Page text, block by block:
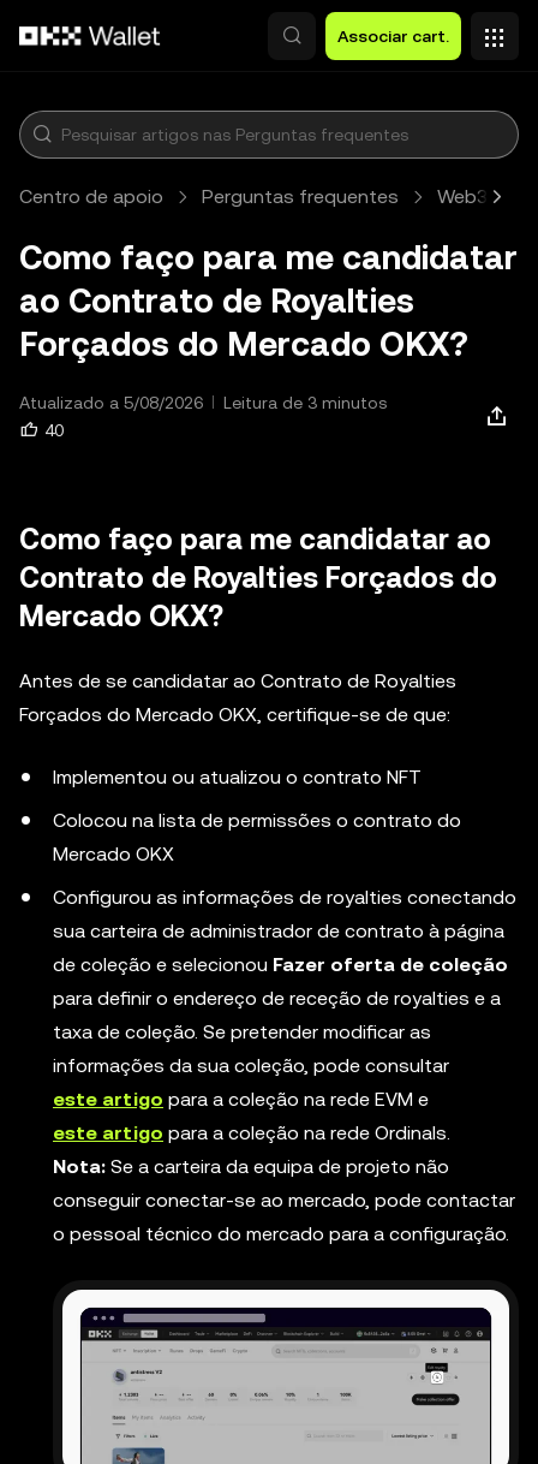
Associar cart.
Centro de apoio Perguntas frequentes Web3
Como faço para me candidatar
ao Contrato de Royalties
Forçados do Mercado OKX?
Atualizado a 5/08/2026
Leitura de 3 minutos
40
Como faço para me candidatar ao
Contrato de Royalties Forçados do
Mercado OKX?
Antes de se candidatar ao Contrato de Royalties
Forçados do Mercado OKX, certifique-se de que:
Implementou ou atualizou o contrato NFT
Colocou na lista de permissões o contrato do
Mercado OKX
Configurou as informações de royalties conectando
sua carteira de administrador de contrato à página
de coleção e selecionou Fazer oferta de coleção
para definir o endereço de receção de royalties e a
taxa de coleção. Se pretender modificar as
informações da sua coleção, pode consultar
este artigo para a coleção na rede EVM e
este artigo para a coleção na rede Ordinals.
Nota: Se a carteira da equipa de projeto não
conseguir conectar-se ao mercado, pode contactar
o pessoal técnico do mercado para a configuração.